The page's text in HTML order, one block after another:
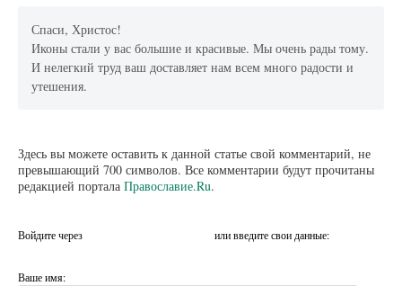
Спаси, Христос!
Иконы стали у вас большие и красивые. Мы очень рады тому.
И нелегкий труд ваш доставляет нам всем много радости и
утешения.
Здесь вы можете оставить к данной статье свой комментарий, не
превышающий 700 символов. Все комментарии будут прочитаны
редакцией портала Православие.Ru.
Войдите через или введите свои данные:
Ваше имя: